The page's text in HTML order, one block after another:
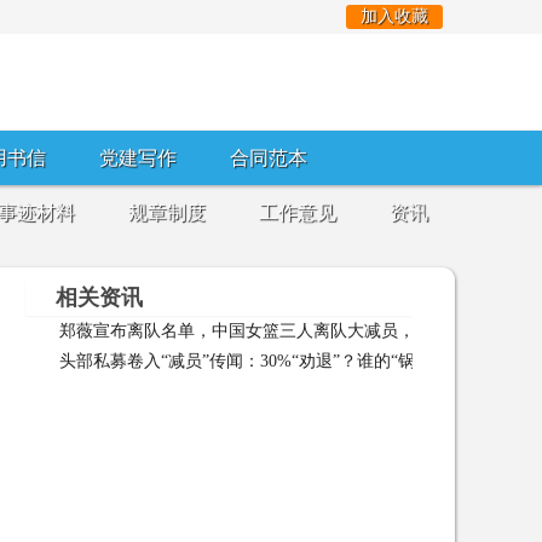
加入收藏
书信 党建写作 合同范本
迹材料 规章制度 工作意见 资讯
相关资讯
郑薇宣布离队名单，中国女篮三人离队大减员，亚洲冠军暂别国
家队 2024-02-08 07:38:31
头部私募卷入“减员”传闻：30%“劝退”？谁的“锅”，谁的“错”？